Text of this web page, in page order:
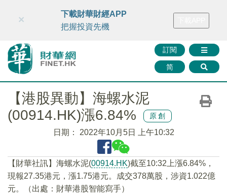
財華智庫網 FINTV FINMETA 財華證券 媒體矩陣
訂閱
简
×
下載財華財經APP
把握投資先機
【港股異動】海螺水泥
(00914.HK)漲6.84%
原創
日期： 2022年10月5日 上午10:32
【財華社訊】海螺水泥(00914.HK)截至10:32上漲6.84%，
現報27.35港元，漲1.75港元。成交378萬股，涉資1.022億
元。（出處：財華港股智能寫手）